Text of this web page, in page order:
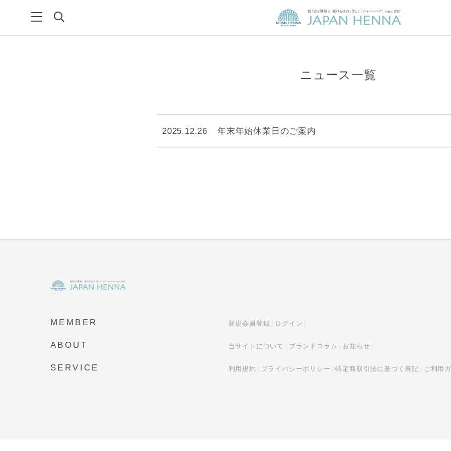
ニュース一覧
2025.12.26 年末年始休業日のご案内
MEMBER 新規会員登録 ログイン
ABOUT 当サイトについて ブランドコラム お知らせ
SERVICE 利用規約 プライバシーポリシー 特定商取引法に基づく表記 ご利用